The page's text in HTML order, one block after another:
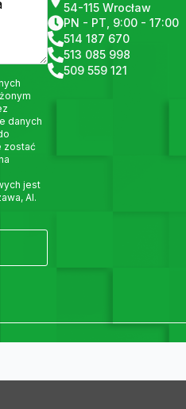
danych
zostać
jest
Al.
54-115 Wrocław
PN - PT, 9:00 - 17:00
514 187 670
513 085 998
509 559 121